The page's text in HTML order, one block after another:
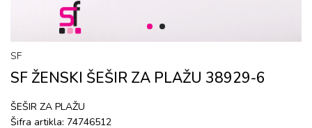
1 2
SF
SF ŽENSKI ŠЕŠIR ZA PLAŽU 38929-6
ŠЕŠIR ZA PLAŽU
Šifra artikla: 74746512